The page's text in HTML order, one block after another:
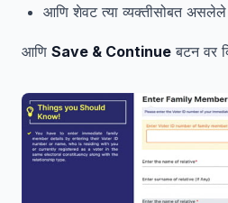
आणि शेवट त्या व्यक्तीसोबत
आणि Save & Continue बटन वर